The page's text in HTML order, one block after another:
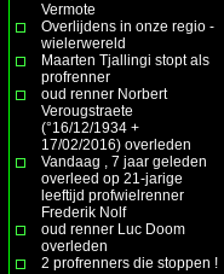
Vermote
Overlijdens in onze regio -
wielerwereld
Maarten Tjallingi stopt als
profrenner
oud renner Norbert
Verougstraete
(°16/12/1934 +
17/02/2016) overleden
Vandaag , 7 jaar geleden
overleed op 21-jarige
leeftijd profwielrenner
Frederik Nolf
oud renner Luc Doom
overleden
2 profrenners die stoppen !